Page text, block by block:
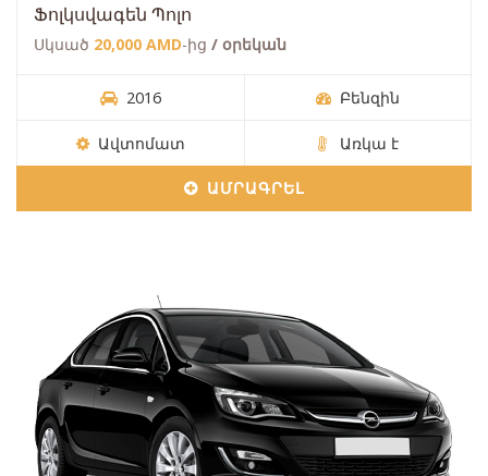
Ֆոլկսվագեն Պոլո
Սկսած 20,000 AMD-ից / օրեկան
2016 Բենզին
Ավտոմատ Առկա է
ԱՄՐԱԳՐԵԼ